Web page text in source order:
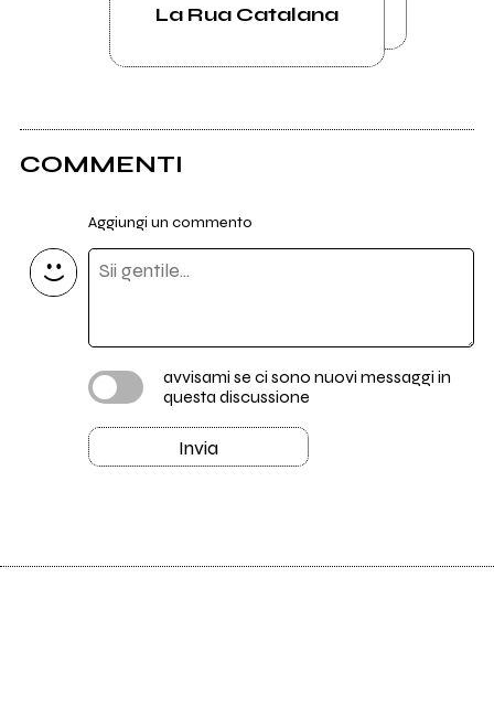
La Rua Catalana
COMMENTI
Aggiungi un commento
avvisami se ci sono nuovi messaggi in
questa discussione
Invia